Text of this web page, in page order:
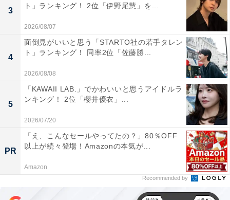
3
ト」ランキング！ 2位「伊野尾慧」を...
2026/08/07
4
面倒見がいいと思う「STARTO社の若手タレン
ト」ランキング！ 同率2位「佐藤勝...
2026/08/08
5
「KAWAII LAB.」でかわいいと思うアイドルラ
ンキング！ 2位「櫻井優衣」...
2026/07/20
PR
「え、こんなセールやってたの？」80％OFF
以上が続々登場！Amazonの本気が...
Amazon
Recommended by